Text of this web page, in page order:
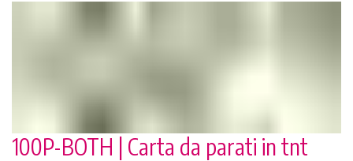
100P-BOTH | Carta da parati in tnt